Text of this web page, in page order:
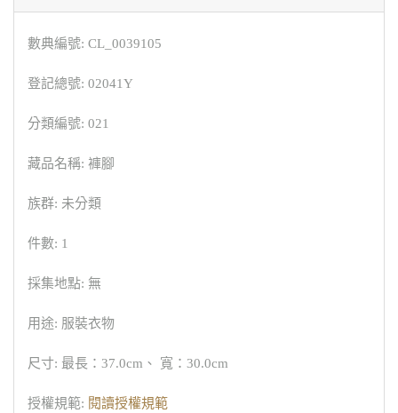
數典編號: CL_0039105
登記總號: 02041Y
分類編號: 021
藏品名稱: 褲腳
族群: 未分類
件數: 1
採集地點: 無
用途: 服裝衣物
尺寸: 最長：37.0cm、 寬：30.0cm
授權規範: 閱讀授權規範